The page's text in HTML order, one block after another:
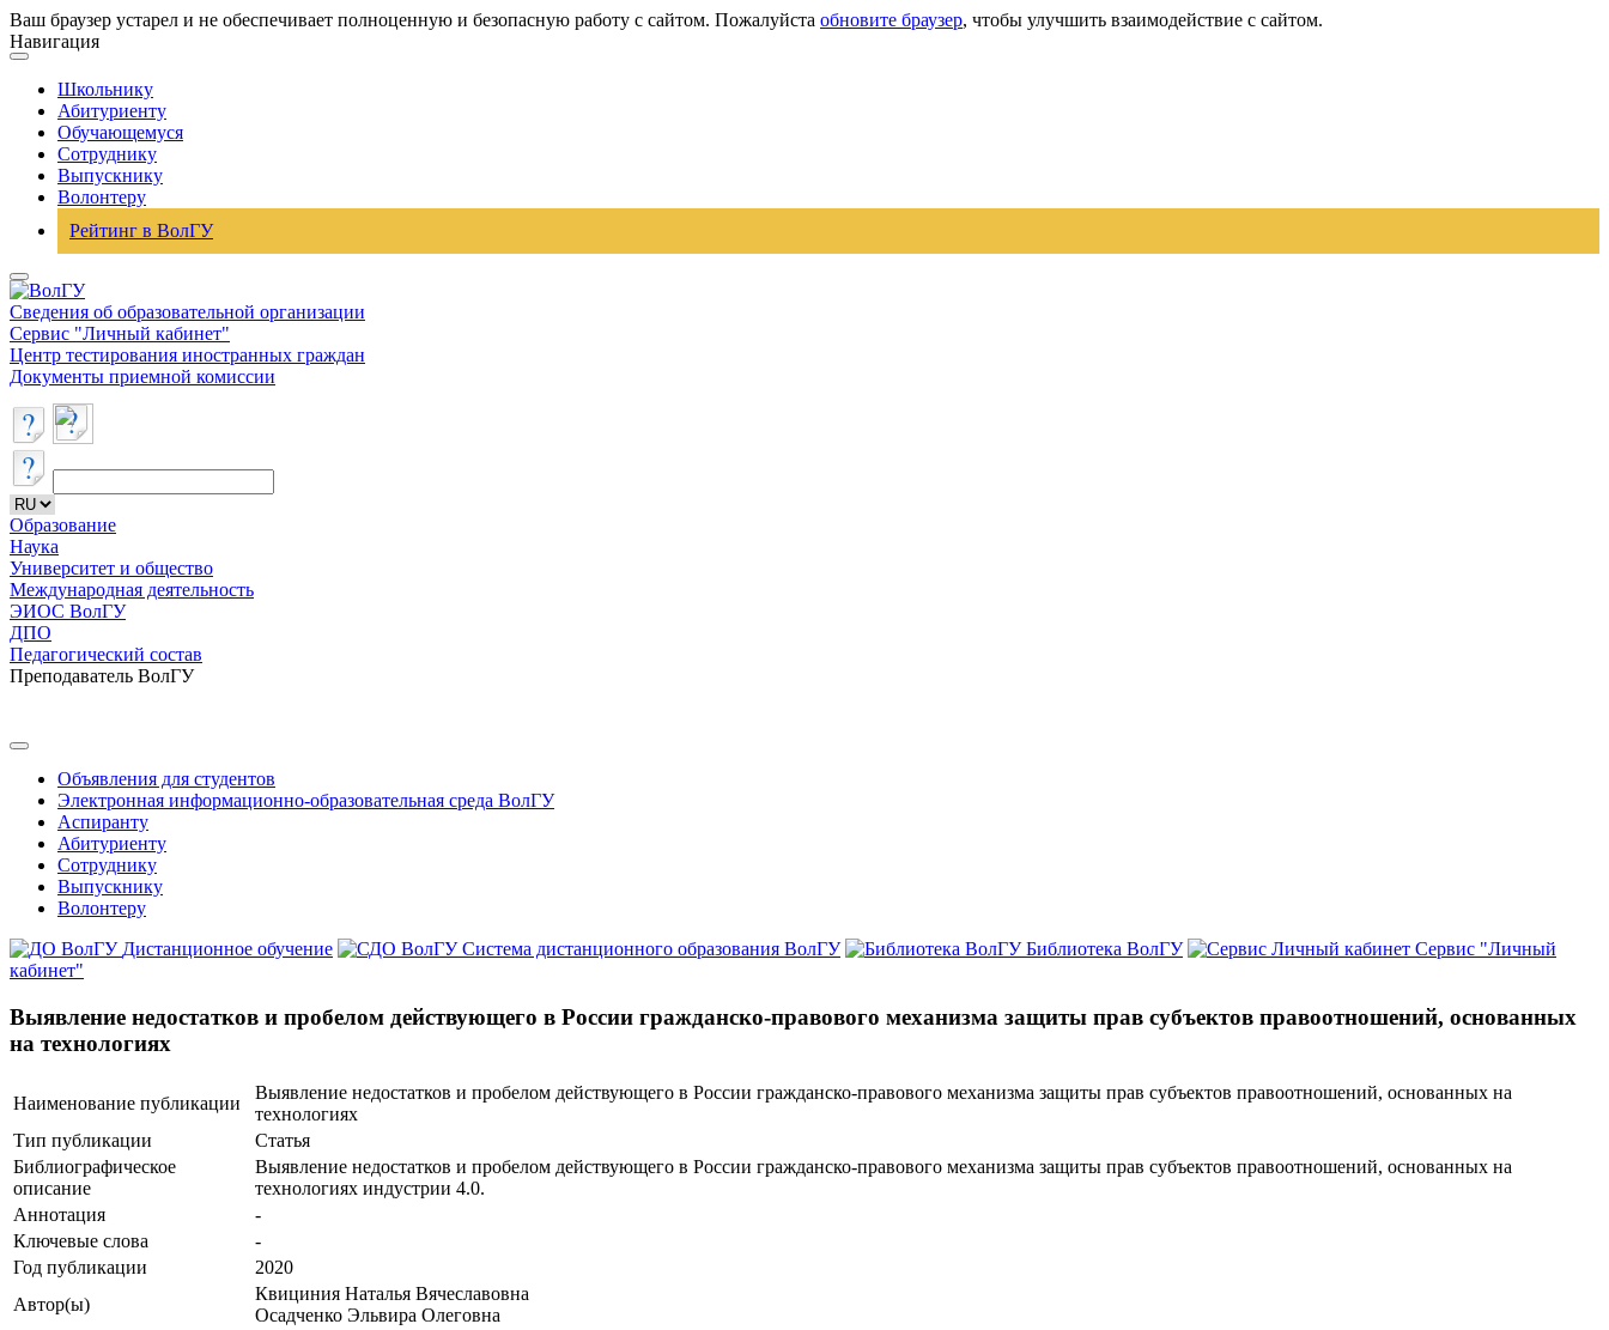
Ваш браузер устарел и не обеспечивает полноценную и безопасную работу с сайтом. Пожалуйста обновите браузер, чтобы улучшить взаимодействие с сайтом.
Навигация
Школьнику
Абитуриенту
Обучающемуся
Сотруднику
Выпускнику
Волонтеру
Рейтинг в ВолГУ
Сведения об образовательной организации
Сервис "Личный кабинет"
Центр тестирования иностранных граждан
Документы приемной комиссии
Образование
Наука
Университет и общество
Международная деятельность
ЭИОС ВолГУ
ДПО
Педагогический состав
Преподаватель ВолГУ
Объявления для студентов
Электронная информационно-образовательная среда ВолГУ
Аспиранту
Абитуриенту
Сотруднику
Выпускнику
Волонтеру
Дистанционное обучение
Система дистанционного образования ВолГУ Библиотека ВолГУ
Сервис "Личный
кабинет"
Выявление недостатков и пробелом действующего в России гражданско-правового механизма защиты прав субъектов правоотношений, основанных
на технологиях
Наименование публикации
Выявление недостатков и пробелом действующего в России гражданско-правового механизма защиты прав субъектов правоотношений, основанных на
технологиях
Тип публикации
Статья
Библиографическое
описание
Выявление недостатков и пробелом действующего в России гражданско-правового механизма защиты прав субъектов правоотношений, основанных на
технологиях индустрии 4.0.
Аннотация
-
Ключевые cлова
-
Год публикации
2020
Автор(ы)
Квициния Наталья Вячеславовна
Осадченко Эльвира Олеговна